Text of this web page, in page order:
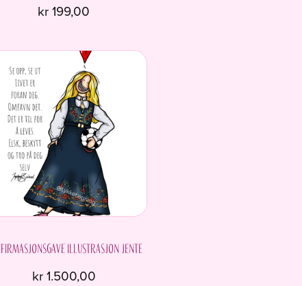
kr199,00
Illustrasjon Jente
kr1.500,00